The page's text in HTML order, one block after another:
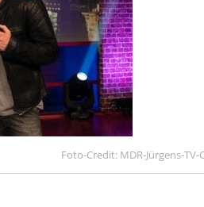
Foto-Credit: MDR-Jürgens-TV-